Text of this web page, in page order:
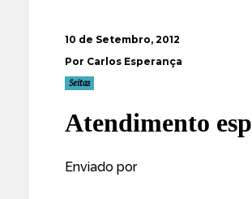
10 de Setembro, 2012
Por Carlos Esperança
Seitas
Atendimento
Enviado por